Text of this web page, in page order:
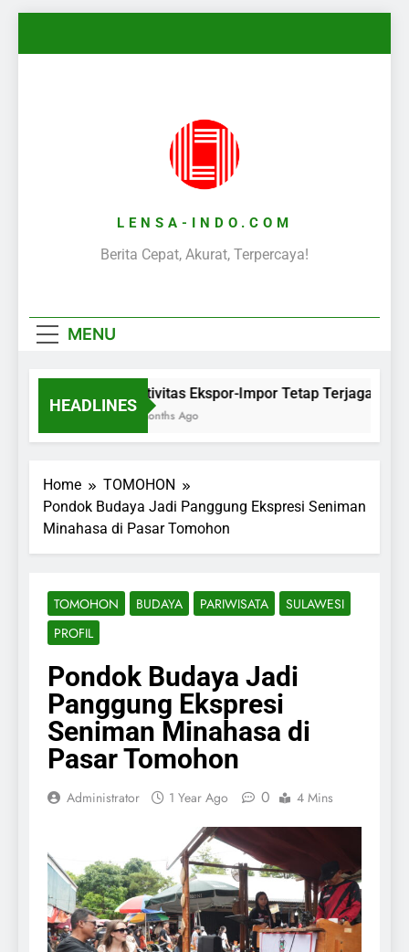
LENSA-INDO.COM
Berita Cepat, Akurat, Terpercaya!
MENU
HEADLINES
Aktivitas Ekspor-Impor Tetap Terjaga
7 Months Ago
Home
TOMOHON
Pondok Budaya Jadi Panggung Ekspresi Seniman
Minahasa di Pasar Tomohon
TOMOHON BUDAYA PARIWISATA
SULAWESI
PROFIL
Pondok Budaya Jadi
Panggung Ekspresi
Seniman Minahasa di
Pasar Tomohon
Administrator 1 Year Ago 0 4 Mins